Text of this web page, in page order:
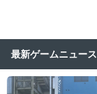
最新ゲームニュース